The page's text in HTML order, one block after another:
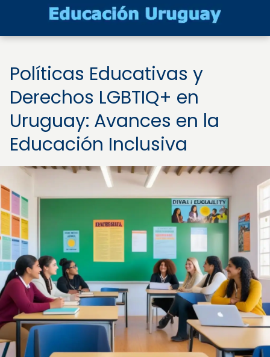
Políticas Educativas y
Derechos LGBTIQ+ en
Uruguay: Avances en la
Educación Inclusiva